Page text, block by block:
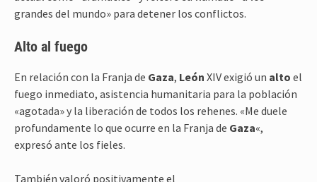
grandes del mundo» para detener los conflictos.
Alto al fuego
En relación con la Franja de Gaza, León XIV exigió un alto el
fuego inmediato, asistencia humanitaria para la población
«agotada» y la liberación de todos los rehenes. «Me duele
profundamente lo que ocurre en la Franja de Gaza«,
expresó ante los fieles.
También valoró positivamente el